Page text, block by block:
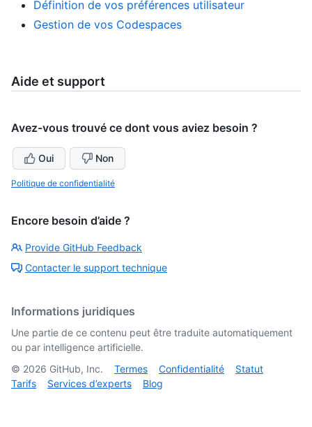
Définition de vos préférences utilisateur
Gestion de vos Codespaces
Aide et support
Avez-vous trouvé ce dont vous aviez besoin ?
Oui Non
Politique de confidentialité
Encore besoin d’aide ?
Provide GitHub Feedback
Contacter le support technique
Informations juridiques
Une partie de ce contenu peut être traduite automatiquement
ou par intelligence artificielle.
© 2026 GitHub, Inc. Termes Confidentialité
Statut
Tarifs
Services d’experts Blog